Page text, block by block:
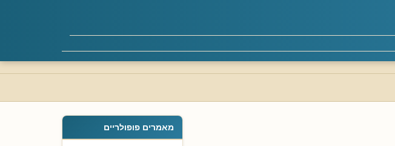
מאמרים פופולריים